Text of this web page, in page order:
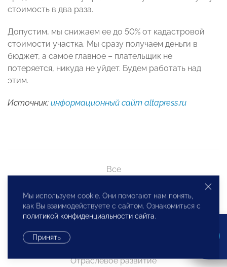
стоимость в два раза.
Допустим, мы снижаем ее до 50% от кадастровой
стоимости участка. Мы сразу получаем деньги в
бюджет, а самое главное – плательщик не
потеряется, никуда не уйдет. Будем работать над
этим.
Источник: информационный сайт altapress.ru
Все
Анонсы
Региональное развитие
Отраслевое развитие
Мы используем cookie. Они помогают нам понять,
как Вы взаимодействуете с сайтом. Ознакомиться с
политикой конфиденциальности сайта.
Принять